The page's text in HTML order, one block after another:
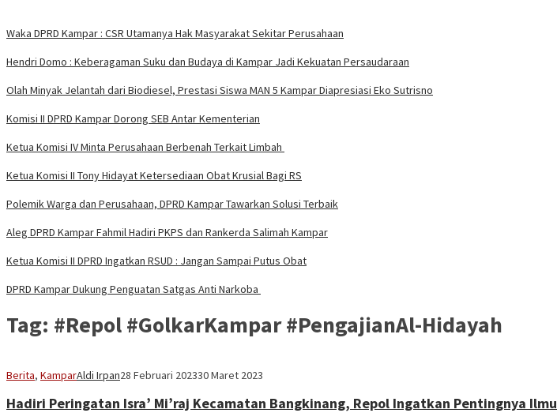
Waka DPRD Kampar : CSR Utamanya Hak Masyarakat Sekitar Perusahaan
Hendri Domo : Keberagaman Suku dan Budaya di Kampar Jadi Kekuatan Persaudaraan
Olah Minyak Jelantah dari Biodiesel, Prestasi Siswa MAN 5 Kampar Diapresiasi Eko Sutrisno
Komisi II DPRD Kampar Dorong SEB Antar Kementerian
Ketua Komisi IV Minta Perusahaan Berbenah Terkait Limbah
Ketua Komisi II Tony Hidayat Ketersediaan Obat Krusial Bagi RS
Polemik Warga dan Perusahaan, DPRD Kampar Tawarkan Solusi Terbaik
Aleg DPRD Kampar Fahmil Hadiri PKPS dan Rankerda Salimah Kampar
Ketua Komisi II DPRD Ingatkan RSUD : Jangan Sampai Putus Obat
DPRD Kampar Dukung Penguatan Satgas Anti Narkoba
Tag: #Repol #GolkarKampar #PengajianAl-Hidayah
Berita, KamparAldi Irpan28 Februari 202330 Maret 2023
Hadiri Peringatan Isra’ Mi’raj Kecamatan Bangkinang, Repol Ingatkan Pentingnya Ilmu